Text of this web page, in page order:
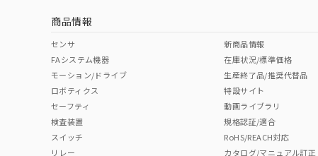
中国 RoHS表
Pb Hg Cr(VI)
商品情報
センサ
FAシステム機器
モーション/ドライブ
ロボティクス
セーフティ
検査装置
スイッチ
リレー
新商品情報
在庫状況/標準価格
生産終了品/推奨代替品
特設サイト
動画ライブラリ
規格認証/適合
RoHS/REACH対応
カタログ/マニュアル訂正